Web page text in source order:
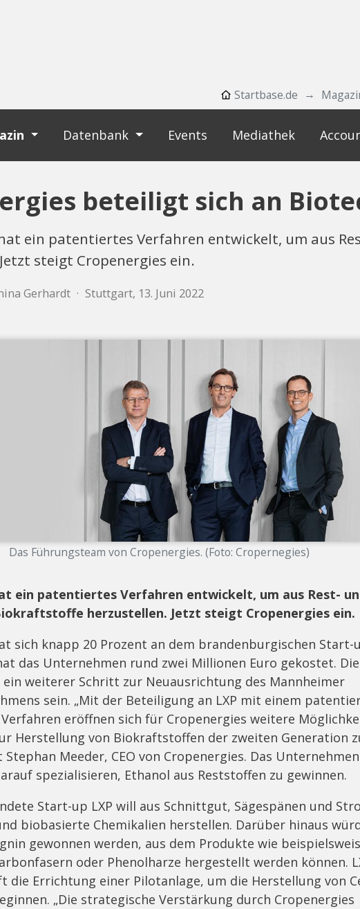
Startbase.de
Datenbank Events Mediathek
beteiligt sich an
ein patentiertes Verfahren entwickelt, um aus
steigt Cropenergies ein.
Gerhardt · Stuttgart, 13. Juni 2022
Das Führungsteam von Cropenergies. (Foto: Cropernegies)
ein patentiertes Verfahren entwickelt, um aus Rest-
herzustellen. Jetzt steigt Cropenergies ein.
sich knapp 20 Prozent an dem brandenburgischen Start-
das Unternehmen rund zwei Millionen Euro gekostet. Die
weiterer Schritt zur Neuausrichtung des Mannheimer
sein. „Mit der Beteiligung an LXP mit einem
eröffnen sich für Cropenergies weitere
Herstellung von Biokraftstoffen der zweiten Generation
Stephan Meeder, CEO von Cropenergies. Das
spezialisieren, Ethanol aus Reststoffen zu gewinnen.
Start-up LXP will aus Schnittgut, Sägespänen und
biobasierte Chemikalien herstellen. Darüber hinaus
gewonnen werden, aus dem Produkte wie
oder Phenolharze hergestellt werden können.
die Errichtung einer Pilotanlage, um die Herstellung von
„Die strategische Verstärkung durch Cropenergies